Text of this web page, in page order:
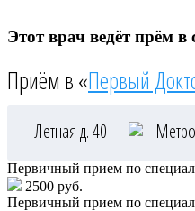
Этот врач ведёт прём
Приём в «Первый
Летная д. 40
Первичный прием по
2500 руб.
Первичный прием по